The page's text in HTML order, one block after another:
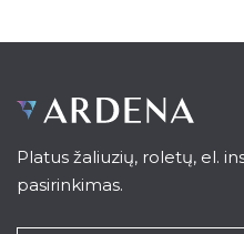
Platus žaliuzių, roletų, el.
pasirinkimas.